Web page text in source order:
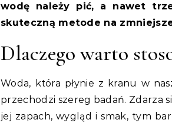
wodę należy pić, a nawet
skuteczną metode na
Dlaczego warto
Woda, która płynie z kranu w
przechodzi szereg badań. Zdarza
jej zapach, wygląd i smak, tym